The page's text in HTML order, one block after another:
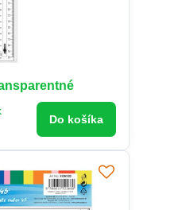
Do košíka